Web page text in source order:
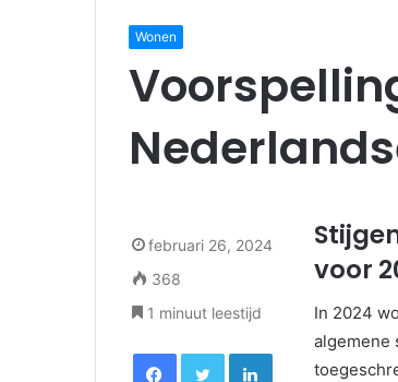
Wonen
voor
In 2024
algemene
februari 26, 2024
368
1 minuut leestijd
FacebookTwitterLinkedIn